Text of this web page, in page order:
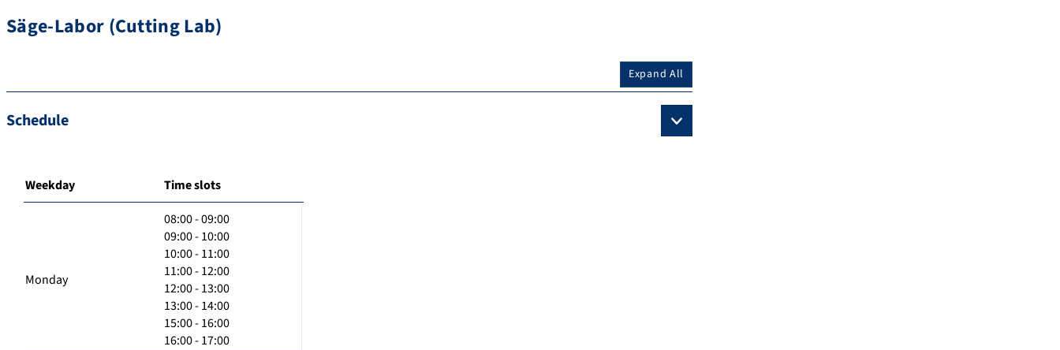
Säge-Labor (Cutting Lab)
Expand All
Schedule
Weekday Time slots
Monday
08:00 - 09:00
09:00 - 10:00
10:00 - 11:00
11:00 - 12:00
12:00 - 13:00
13:00 - 14:00
15:00 - 16:00
16:00 - 17:00